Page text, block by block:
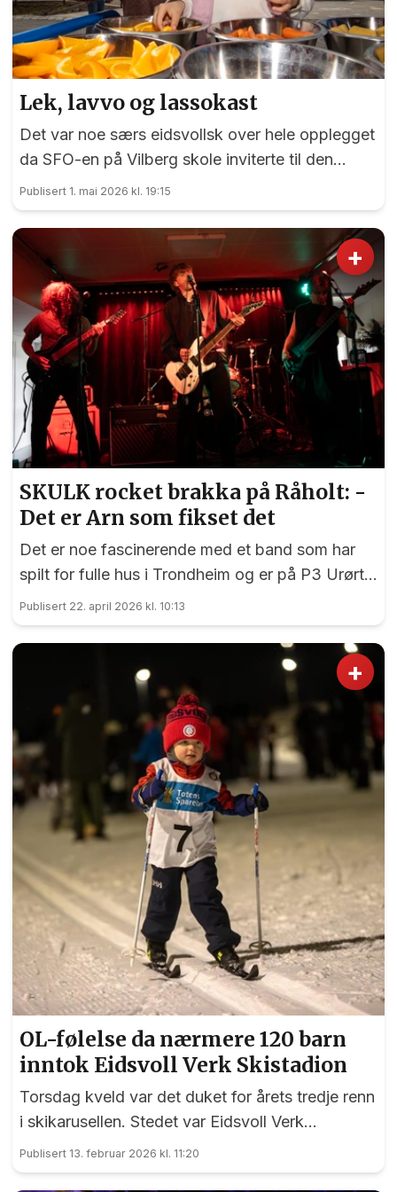
Lek, lavvo og lassokast
Det var noe særs eidsvollsk over hele opplegget
da SFO-en på Vilberg skole inviterte til den
nasjonale SFO-dagen onsdag denne uken.
Publisert 1. mai 2026 kl. 19:15
+
SKULK rocket brakka på Råholt: -
Det er Arn som fikset det
Det er noe fascinerende med et band som har
spilt for fulle hus i Trondheim og er på P3 Urørt –
tar seg tid til spille på fritidsklubben på Råholt en
aprilkveld.
Publisert 22. april 2026 kl. 10:13
+
OL-følelse da nærmere 120 barn
inntok Eidsvoll Verk Skistadion
Torsdag kveld var det duket for årets tredje renn
i skikarusellen. Stedet var Eidsvoll Verk
Skistadion, og nærmere 120 ivrige barn i alderen
tre til 14 år stilte til start med klassisk stil på
Publisert 13. februar 2026 kl. 11:20